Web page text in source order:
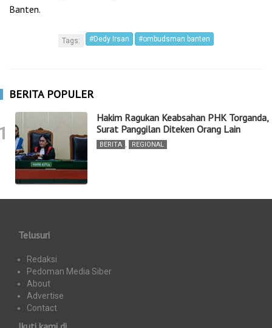
Banten.
Tags: #Dedy Irsan #ombudsman banten
BERITA POPULER
Hakim Ragukan Keabsahan PHK Torganda,
Surat Panggilan Diteken Orang Lain
BERITA , REGIONAL
Telusuri
Redaksi
Pedoman Media Siber
About
Advertise
Contact